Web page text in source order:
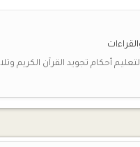
كل الأمة الإسلامية
هذه أول ليلة في شهر رجب الأصب
اللهم آمين
وينكم؟؟؟🌹
أحكام تجويد القرآن الكريم